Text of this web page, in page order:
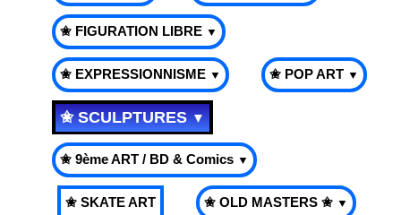
✬ FIGURATION LIBRE ▼
✬ EXPRESSIONNISME ▼ ✬ POP ART ▼
✬ SCULPTURES▼
✬ 9ème ART / BD & Comics ▼
✬ SKATE ART ✬ OLD MASTERS ✬ ▼